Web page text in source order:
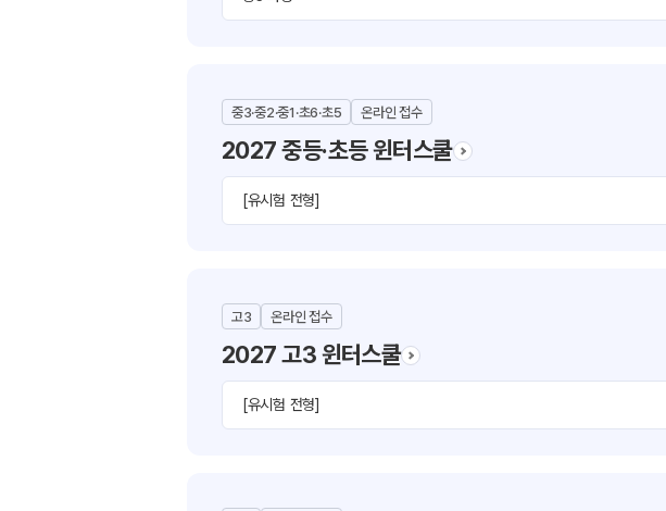
중3·중2·중1·초6·초5 온라인 접수
2027 중등·초등 윈터스쿨
[유시험 전형]
고3 온라인 접수
2027 고3 윈터스쿨
[유시험 전형]